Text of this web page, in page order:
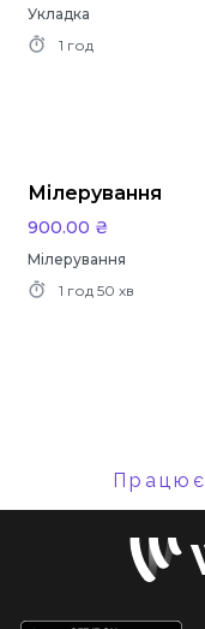
Укладка
1 год
Мілерування
900.00 ₴
Мілерування
1 год 50 хв